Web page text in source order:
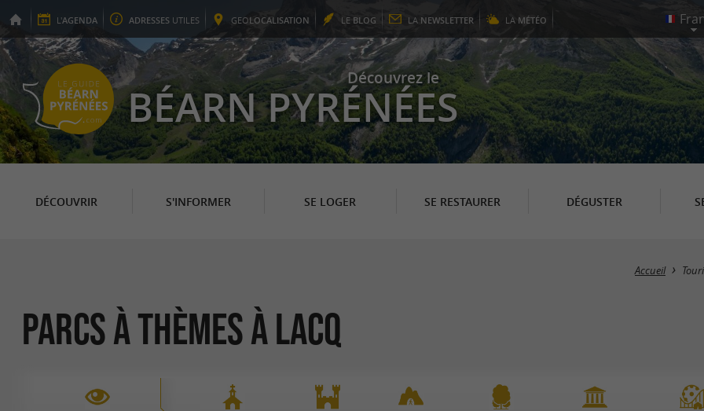
L'AGENDA ADRESSES UTILES GEOLOCALISATION LE BLOG LA NEWSLETTER LA MÉTÉO
Découvrez le
BÉARN PYRÉNÉES
DÉCOUVRIR S'INFORMER SE LOGER SE RESTAURER DÉGUSTER
Accueil
Parcs à thèmes à Lacq